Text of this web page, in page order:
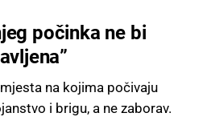
počinka ne bi
na kojima počivaju
i brigu, a ne zaborav.